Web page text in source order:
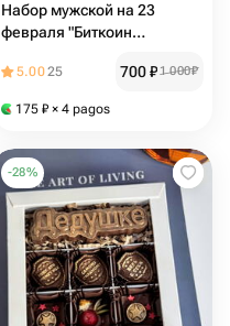
Набор мужской на 23
февраля "Биткоин
подарок из премиального
5.0025 700₽1 000₽
175 ₽ × 4 pagos
-28%